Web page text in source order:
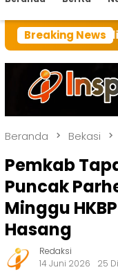
Breaking News
ini BRI Unit
Beranda Bekasi
Pemkab
Puncak
Minggu
Hasang
Redaksi
14 Juni 2026
25